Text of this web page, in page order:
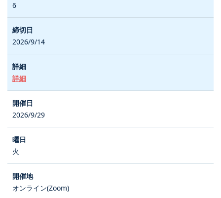
6
2026/9/14
詳細
2026/9/29
火
オンライン(Zoom)